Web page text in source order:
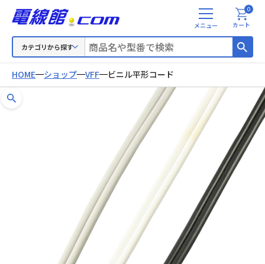
カテゴリから探す
メ
ニ
カート
0
HOME ショップ VFF ビニル平形コード